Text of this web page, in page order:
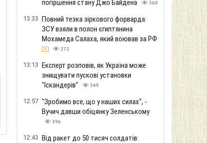
погіршення стану Джо Байдена
360
13:33 Повний тезка зіркового форварда:
ЗСУ взяли в полон єгиптянина
Мохамеда Салаха, який воював за РФ
272
13:13 Експерт розповів, як Україна може
знищувати пускові установки
"Іскандерів"
349
12:57 "Зробимо все, що у наших силах", -
Вучич давши обіцянку Зеленському
396
12:43 Від ракет до 50 тисяч солдатів: